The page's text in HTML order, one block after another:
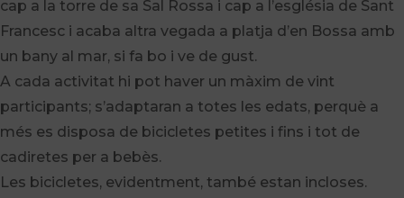
cap a la torre de sa Sal Rossa i cap a l’església de Sant
Francesc i acaba altra vegada a platja d’en Bossa amb
un bany al mar, si fa bo i ve de gust.
A cada activitat hi pot haver un màxim de vint
participants; s’adaptaran a totes les edats, perquè a
més es disposa de bicicletes petites i fins i tot de
cadiretes per a bebès.
Les bicicletes, evidentment, també estan incloses.